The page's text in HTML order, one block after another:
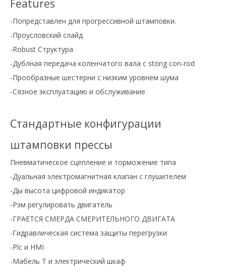
Features
-Попредставлен для прогрессивной штамповки.
-Проусловский слайд
-Robust Структура
-Дублная передача коленчатого вала с stong con-rod
-Прообразные шестерни с низким уровнем шума
-Сязное эксплуатацию и обслуживание
Стандартные конфигурации
штамповки прессы
Пневматическое сцепление и торможение типа
-Дуальная электромагнитная клапан с глушителем
-Ды высота цифровой индикатор
-Рэм регулировать двигатель
-ГРАЕТСЯ СМЕРДА СМЕРИТЕЛЬНОГО ДВИГАТА
-Гидравлическая система защиты перегрузки
-Plc и HMI
-Мабель Т и электрический шкаф